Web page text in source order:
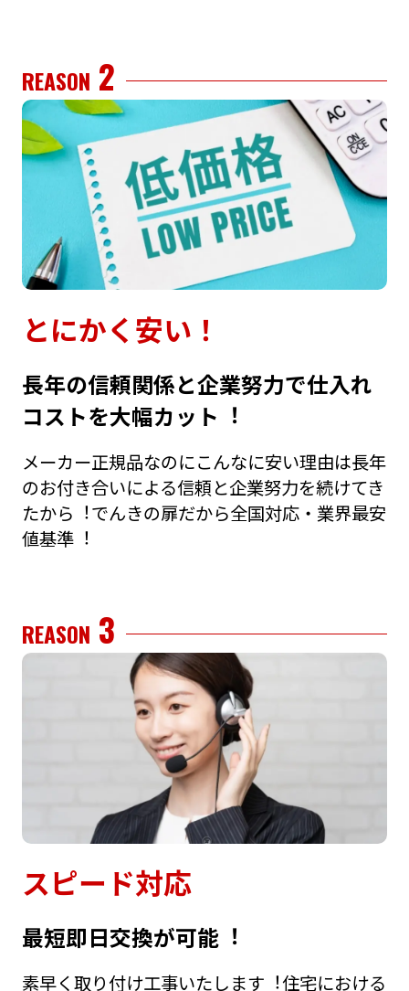
REASON 2
とにかく安い！
⻑年の信頼関係と企業努⼒で仕⼊れ
コストを⼤幅カット︕
メーカー正規品なのにこんなに安い理由は⻑年
のお付き合いによる信頼と企業努⼒を続けてき
たから︕でんきの扉だから全国対応・業界最安
値基準︕
REASON 3
スピード対応
最短即⽇交換が可能︕
素早く取り付け⼯事いたします︕住宅における